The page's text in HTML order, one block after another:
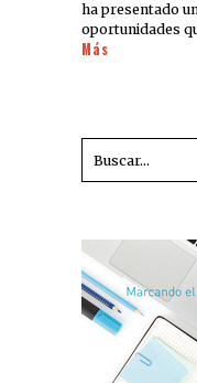
ha presentado
oportunidades
Más